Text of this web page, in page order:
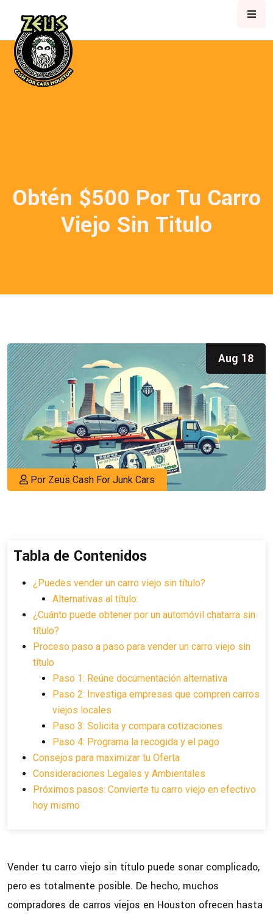
Obtén $500 Por Tu Carro
Viejo Sin Titulo
Por Zeus Cash For Junk Cars
Aug 18
Vender tu carro viejo sin título puede sonar complicado,
pero es totalmente posible. De hecho, muchos
compradores de carros viejos en Houston ofrecen hasta
Tabla de Contenidos
¿Puedes vender un carro viejo sin título?
Alternativas al título:
¿Cuánto puede obtener por un automóvil chatarra sin
título?
Proceso paso a paso para vender un carro viejo sin
título
Paso 1: Reúne documentación alternativa
Paso 2: Investiga empresas que compren carros
viejos locales
Paso 3: Solicita y compara cotizaciones
Paso 4: Programa la recogida y el pago
Consejos para maximizar tu Oferta
Consideraciones Legales y Ambientales
Próximos pasos: Convierte tu carro viejo en efectivo
hoy mismo